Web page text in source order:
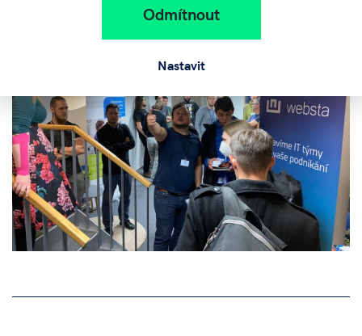
Odmítnout
Nastavit